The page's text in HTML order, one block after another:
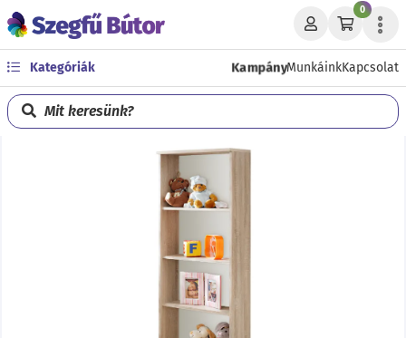
0
Kategóriák KampányMunkáinkKapcsolat
Mit keresünk?